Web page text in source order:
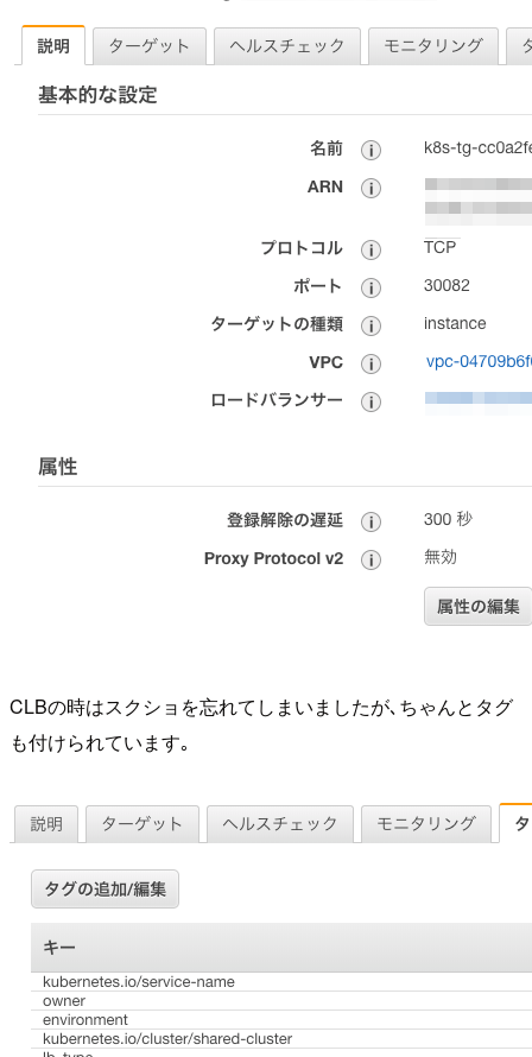
CLBの時はスクショを忘れてしまいましたが､ちゃんとタグ
も付けられています｡